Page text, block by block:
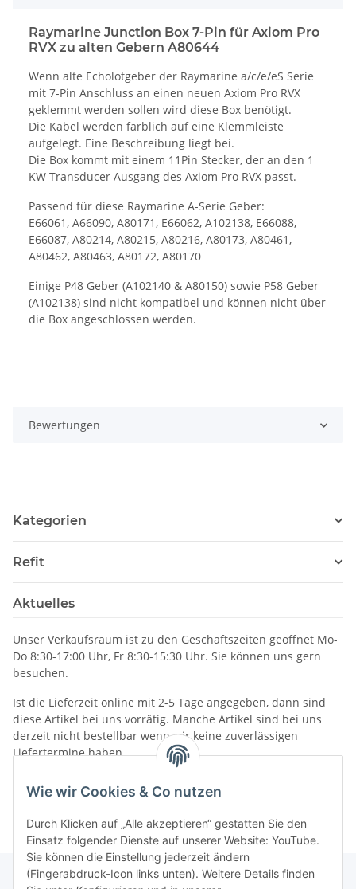
Wie wir Cookies & Co nutzen
Durch Klicken auf „Alle akzeptieren“ gestatten Sie den
Einsatz folgender Dienste auf unserer Website: YouTube.
Sie können die Einstellung jederzeit ändern
(Fingerabdruck-Icon links unten). Weitere Details finden
Raymarine Junction Box 7-Pin für Axiom Pro
RVX zu alten Gebern A80644
Wenn alte Echolotgeber der Raymarine a/c/e/eS Serie
mit 7-Pin Anschluss an einen neuen Axiom Pro RVX
geklemmt werden sollen wird diese Box benötigt.
Die Kabel werden farblich auf eine Klemmleiste
aufgelegt. Eine Beschreibung liegt bei.
Die Box kommt mit einem 11Pin Stecker, der an den 1
KW Transducer Ausgang des Axiom Pro RVX passt.
Passend für diese Raymarine A-Serie Geber:
E66061, A66090, A80171, E66062, A102138, E66088,
E66087, A80214, A80215, A80216, A80173, A80461,
A80462, A80463, A80172, A80170
Einige P48 Geber (A102140 & A80150) sowie P58 Geber
(A102138) sind nicht kompatibel und können nicht über
die Box angeschlossen werden.
Bewertungen
Kategorien
Refit
Aktuelles
Unser Verkaufsraum ist zu den Geschäftszeiten geöffnet Mo-
Do 8:30-17:00 Uhr, Fr 8:30-15:30 Uhr. Sie können uns gern
besuchen.
Ist die Lieferzeit online mit 2-5 Tage angegeben, dann sind
diese Artikel bei uns vorrätig. Manche Artikel sind bei uns
derzeit nicht bestellbar wenn wir keine zuverlässigen
Liefertermine haben.